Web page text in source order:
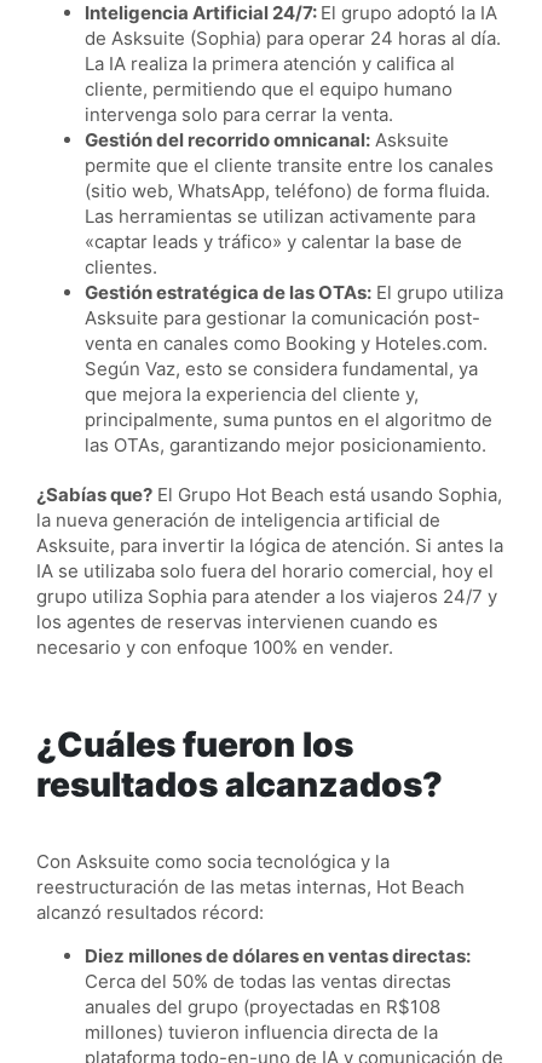
Inteligencia Artificial 24/7: El grupo adoptó la IA
de Asksuite (Sophia) para operar 24 horas al día.
La IA realiza la primera atención y califica al
cliente, permitiendo que el equipo humano
intervenga solo para cerrar la venta.
Gestión del recorrido omnicanal: Asksuite
permite que el cliente transite entre los canales
(sitio web, WhatsApp, teléfono) de forma fluida.
Las herramientas se utilizan activamente para
«captar leads y tráfico» y calentar la base de
clientes.
Gestión estratégica de las OTAs: El grupo utiliza
Asksuite para gestionar la comunicación post-
venta en canales como Booking y Hoteles.com.
Según Vaz, esto se considera fundamental, ya
que mejora la experiencia del cliente y,
principalmente, suma puntos en el algoritmo de
las OTAs, garantizando mejor posicionamiento.
¿Sabías que? El Grupo Hot Beach está usando Sophia,
la nueva generación de inteligencia artificial de
Asksuite, para invertir la lógica de atención. Si antes la
IA se utilizaba solo fuera del horario comercial, hoy el
grupo utiliza Sophia para atender a los viajeros 24/7 y
los agentes de reservas intervienen cuando es
necesario y con enfoque 100% en vender.
¿Cuáles fueron los
resultados alcanzados?
Con Asksuite como socia tecnológica y la
reestructuración de las metas internas, Hot Beach
alcanzó resultados récord:
Diez millones de dólares en ventas directas:
Cerca del 50% de todas las ventas directas
anuales del grupo (proyectadas en R$108
millones) tuvieron influencia directa de la
plataforma todo-en-uno de IA y comunicación de